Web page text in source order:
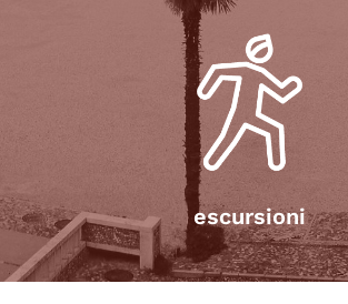
escursioni